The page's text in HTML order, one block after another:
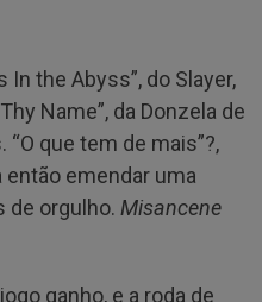
the Abyss”, do Slayer,
Name”, da Donzela de
que tem de mais”?,
então emendar uma
de orgulho. Misancene
ganho, e a roda de